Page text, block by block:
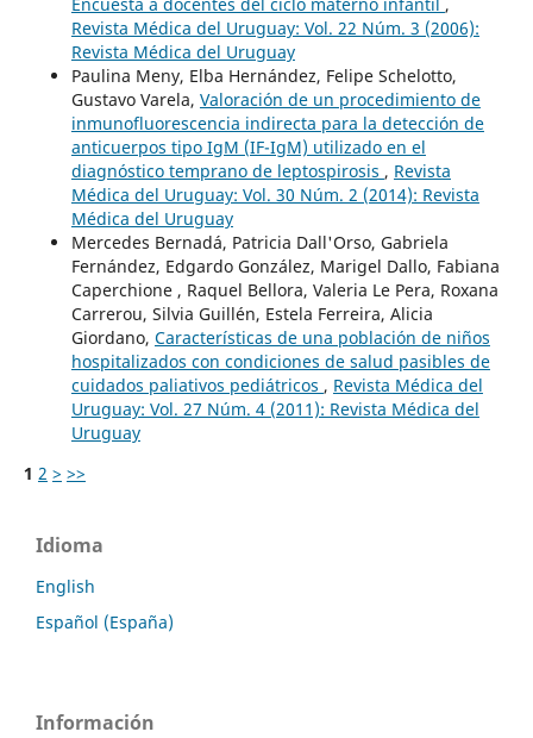
Revista Médica del Uruguay: Vol. 22 Núm. 3 (2006):
Revista Médica del Uruguay
Paulina Meny, Elba Hernández, Felipe Schelotto,
Gustavo Varela, Valoración de un procedimiento de
inmunofluorescencia indirecta para la detección de
anticuerpos tipo IgM (IF-IgM) utilizado en el
diagnóstico temprano de leptospirosis , Revista
Médica del Uruguay: Vol. 30 Núm. 2 (2014): Revista
Médica del Uruguay
Mercedes Bernadá, Patricia Dall'Orso, Gabriela
Fernández, Edgardo González, Marigel Dallo, Fabiana
Caperchione , Raquel Bellora, Valeria Le Pera, Roxana
Carrerou, Silvia Guillén, Estela Ferreira, Alicia
Giordano, Características de una población de niños
hospitalizados con condiciones de salud pasibles de
cuidados paliativos pediátricos , Revista Médica del
Uruguay: Vol. 27 Núm. 4 (2011): Revista Médica del
Uruguay
1 2 > >>
Idioma
English
Español (España)
Información